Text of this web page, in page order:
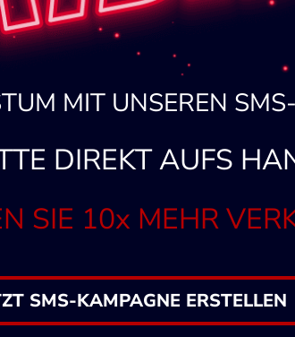
MIT UNSEREN
DIREKT AUFS
SIE 10x MEHR
SMS-KAMPAGNE ERSTELLEN